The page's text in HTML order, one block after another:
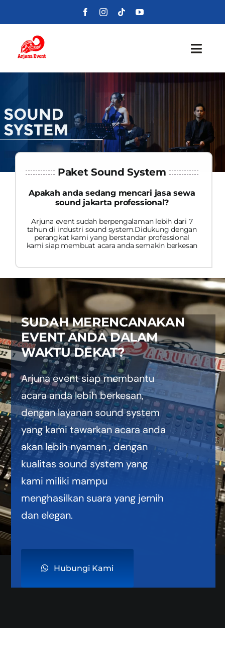
Beranda
Layanan
Foto
Portofolio
Blog
PRICELIST
Paket Sound System
Apakah anda sedang mencari jasa sewa
sound jakarta professional?
Arjuna event sudah berpengalaman lebih dari 7
tahun di industri sound system.Didukung dengan
perangkat kami yang berstandar professional
kami siap membuat acara anda semakin berkesan
SUDAH MERENCANAKAN
EVENT ANDA DALAM
WAKTU DEKAT?
Arjuna event siap membantu
acara anda lebih berkesan,
dengan layanan sound system
yang kami tawarkan acara anda
akan lebih nyaman , dengan
kualitas sound system yang
kami miliki mampu
menghasilkan suara yang jernih
dan elegan.
Hubungi Kami